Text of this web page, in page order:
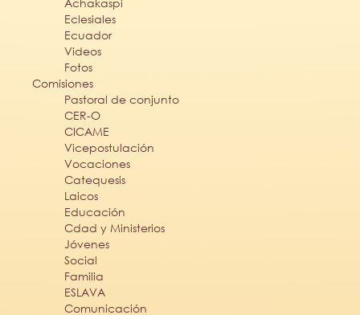
Eclesiales
Ecuador
Videos
Fotos
Comisiones
Pastoral de conjunto
CER-O
CICAME
Vicepostulación
Vocaciones
Catequesis
Laicos
Educación
Cdad y Ministerios
Jóvenes
Social
Familia
ESLAVA
Comunicación